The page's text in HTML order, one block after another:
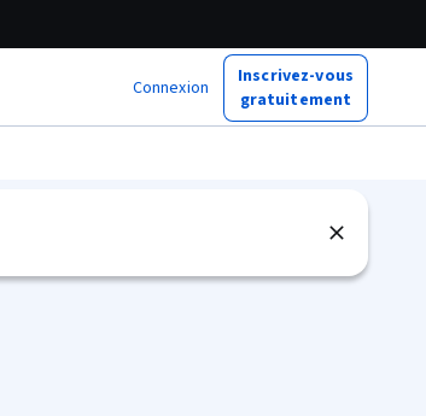
Connexion
Inscrivez-vous
gratuitement